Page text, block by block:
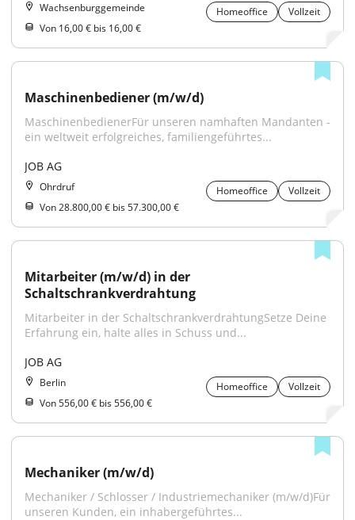
Wachsenburggemeinde Homeoffice
Vollzeit
Von 16,00 € bis 16,00 €
Maschinenbediener (m/w/d)
MaschinenbedienerFür unseren namhaften Mandanten -
ein weltweit erfolgreiches, familiengeführtes...
JOB AG
Ohrdruf Homeoffice
Vollzeit
Von 28.800,00 € bis 57.300,00 €
Mitarbeiter (m/w/d) in der
Schaltschrankverdrahtung
Mitarbeiter in der SchaltschrankverdrahtungSetze Deine
Erfahrung ein, halte alles in Schuss und...
JOB AG
Berlin Homeoffice
Vollzeit
Von 556,00 € bis 556,00 €
Mechaniker (m/w/d)
Mechaniker / Schlosser / Industriemechaniker (m/w/d)Für
unseren Kunden, ein inhabergeführtes...